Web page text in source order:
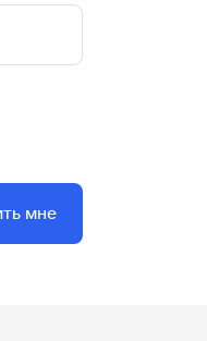
мне